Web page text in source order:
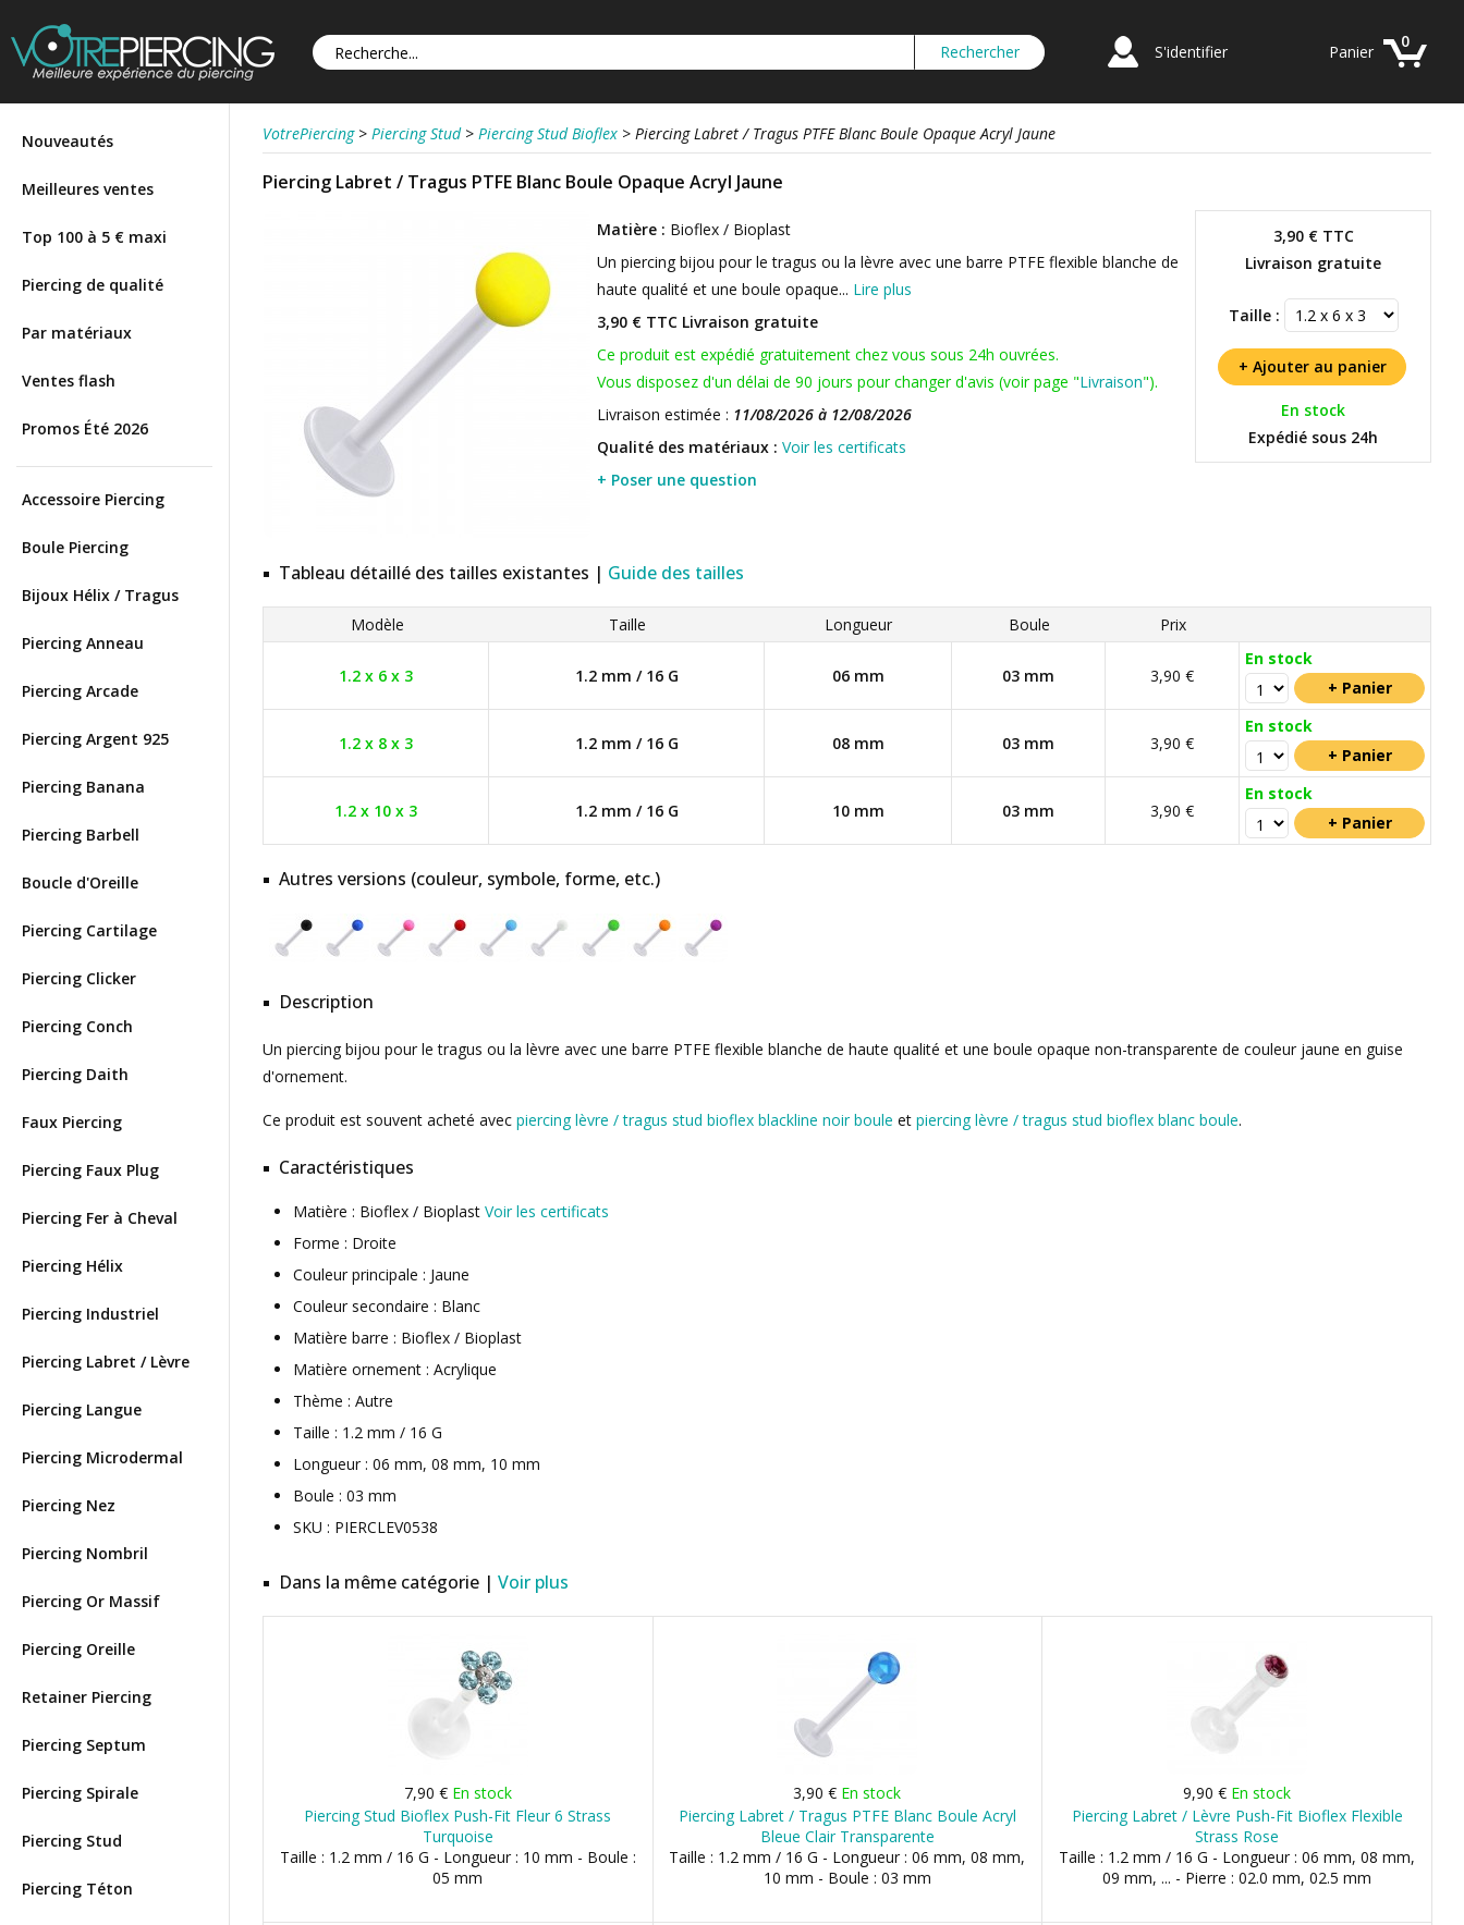
S'identifier
0
Panier
Nouveautés
Meilleures ventes
Top 100 à 5 € maxi
Piercing de qualité
Par matériaux
Ventes flash
Promos Été 2026
Accessoire Piercing
Boule Piercing
Bijoux Hélix / Tragus
Piercing Anneau
Piercing Arcade
Piercing Argent 925
Piercing Banana
Piercing Barbell
Boucle d'Oreille
Piercing Cartilage
Piercing Clicker
Piercing Conch
Piercing Daith
Faux Piercing
Piercing Faux Plug
Piercing Fer à Cheval
Piercing Hélix
Piercing Industriel
Piercing Labret / Lèvre
Piercing Langue
Piercing Microdermal
Piercing Nez
Piercing Nombril
Piercing Or Massif
Piercing Oreille
Retainer Piercing
Piercing Septum
Piercing Spirale
Piercing Stud
Piercing Téton
VotrePiercing > Piercing Stud > Piercing Stud Bioflex > Piercing Labret / Tragus PTFE Blanc Boule Opaque Acryl Jaune
Piercing Labret / Tragus PTFE Blanc Boule Opaque Acryl Jaune
3,90 €TTC
Livraison gratuite
Taille :
En stock
Expédié sous 24h
Matière : Bioflex / Bioplast
Un piercing bijou pour le tragus ou la lèvre avec une barre PTFE flexible blanche de
haute qualité et une boule opaque... Lire plus
3,90 € TTC Livraison gratuite
Ce produit est expédié gratuitement chez vous sous 24h ouvrées.
Vous disposez d'un délai de 90 jours pour changer d'avis (voir page "Livraison").
Livraison estimée : 11/08/2026 à 12/08/2026
Qualité des matériaux : Voir les certificats
+ Poser une question
Tableau détaillé des tailles existantes | Guide des tailles
Modèle Taille Longueur Boule Prix
1.2 x 6 x 3 1.2 mm / 16 G 06 mm 03 mm 3,90 €
En stock
1.2 x 8 x 3 1.2 mm / 16 G 08 mm 03 mm 3,90 €
En stock
1.2 x 10 x 3 1.2 mm / 16 G 10 mm 03 mm 3,90 €
En stock
Autres versions (couleur, symbole, forme, etc.)
Description
Un piercing bijou pour le tragus ou la lèvre avec une barre PTFE flexible blanche de haute qualité et une boule opaque non-transparente de couleur jaune en guise
d'ornement.
Ce produit est souvent acheté avec piercing lèvre / tragus stud bioflex blackline noir boule et piercing lèvre / tragus stud bioflex blanc boule.
Caractéristiques
Matière : Bioflex / Bioplast Voir les certificats
Forme : Droite
Couleur principale : Jaune
Couleur secondaire : Blanc
Matière barre : Bioflex / Bioplast
Matière ornement : Acrylique
Thème : Autre
Taille : 1.2 mm / 16 G
Longueur : 06 mm, 08 mm, 10 mm
Boule : 03 mm
SKU : PIERCLEV0538
Dans la même catégorie | Voir plus
7,90 € En stock
Piercing Stud Bioflex Push-Fit Fleur 6 Strass
Turquoise
Taille : 1.2 mm / 16 G - Longueur : 10 mm - Boule :
05 mm
3,90 € En stock
Piercing Labret / Tragus PTFE Blanc Boule Acryl
Bleue Clair Transparente
Taille : 1.2 mm / 16 G - Longueur : 06 mm, 08 mm,
10 mm - Boule : 03 mm
9,90 € En stock
Piercing Labret / Lèvre Push-Fit Bioflex Flexible
Strass Rose
Taille : 1.2 mm / 16 G - Longueur : 06 mm, 08 mm,
09 mm, ... - Pierre : 02.0 mm, 02.5 mm